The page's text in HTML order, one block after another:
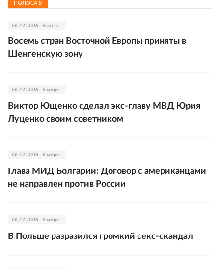
ПОЛОСА 8
06.12.2006 Власть
Восемь стран Восточной Европы приняты в
Шенгенскую зону
06.12.2006 В мире
Виктор Ющенко сделал экс-главу МВД Юрия
Луценко своим советником
06.12.2006 В мире
Глава МИД Болгарии: Договор с американцами
не направлен против России
06.12.2006 В мире
В Польше разразился громкий секс-скандал